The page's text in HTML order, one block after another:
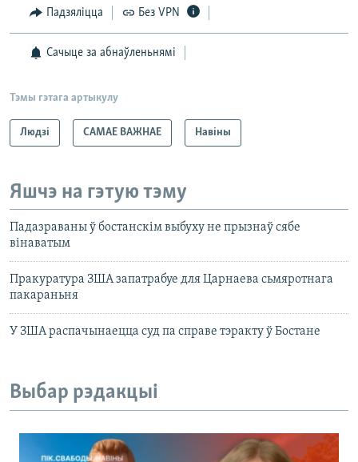
Падзяліцца Без VPN
Сачыце за абнаўленьнямі
Тэмы гэтага артыкулу
Людзі САМАЕ ВАЖНАЕ Навіны
Яшчэ на гэтую тэму
Падазраваны ў бостанскім выбуху не прызнаў сябе
вінаватым
Пракуратура ЗША запатрабуе для Царнаева сьмяротнага
пакараньня
У ЗША распачынаецца суд па справе тэракту ў Бостане
Выбар рэдакцыі